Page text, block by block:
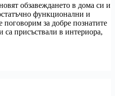
обзавеждането в дома си и
функционални и
за добре познатите
са присъствали в интериора,